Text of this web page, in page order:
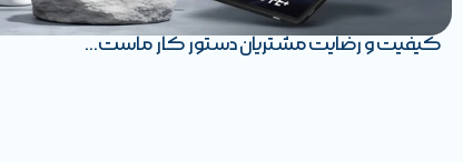
کیفیت و رضایت مشتریان دستور کار ماست...